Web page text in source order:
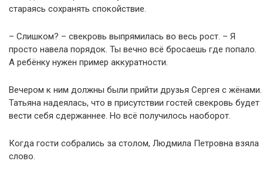
стараясь сохранять спокойствие.
– Слишком? – свекровь выпрямилась во весь рост. – Я
просто навела порядок. Ты вечно всё бросаешь где попало.
А ребёнку нужен пример аккуратности.
Вечером к ним должны были прийти друзья Сергея с жёнами.
Татьяна надеялась, что в присутствии гостей свекровь будет
вести себя сдержаннее. Но всё получилось наоборот.
Когда гости собрались за столом, Людмила Петровна взяла
слово.